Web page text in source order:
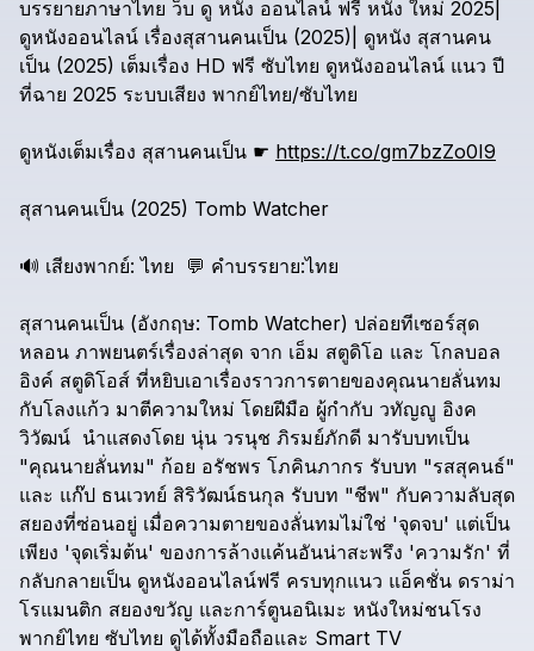
บรรยายภาษาไทย ว็บ ดู หนัง ออนไลน์ ฟรี หนัง ใหม่ 2025|
ดูหนังออนไลน์ เรื่องสุสานคนเป็น (2025)| ดูหนัง สุสานคน
เป็น (2025) เต็มเรื่อง HD ฟรี ซับไทย ดูหนังออนไลน์ แนว ปี
ที่ฉาย 2025 ระบบเสียง พากย์ไทย/ซับไทย
ดูหนังเต็มเรื่อง สุสานคนเป็น ☛ https://t.co/gm7bzZo0I9
สุสานคนเป็น (2025) Tomb Watcher
🔊 เสียงพากย์: ไทย 💬 คำบรรยาย:ไทย
สุสานคนเป็น (อังกฤษ: Tomb Watcher) ปล่อยทีเซอร์สุด
หลอน ภาพยนตร์เรื่องล่าสุด จาก เอ็ม สตูดิโอ และ โกลบอล
อิงค์ สตูดิโอส์ ที่หยิบเอาเรื่องราวการตายของคุณนายลั่นทม
กับโลงแก้ว มาตีความใหม่ โดยฝีมือ ผู้กำกับ วทัญญู อิงค
วิวัฒน์ นำแสดงโดย นุ่น วรนุช ภิรมย์ภักดี มารับบทเป็น
"คุณนายลั่นทม" ก้อย อรัชพร โภคินภากร รับบท "รสสุคนธ์"
และ แก๊ป ธนเวทย์ สิริวัฒน์ธนกุล รับบท "ชีพ" กับความลับสุด
สยองที่ซ่อนอยู่ เมื่อความตายของลั่นทมไม่ใช่ 'จุดจบ' แต่เป็น
เพียง 'จุดเริ่มต้น' ของการล้างแค้นอันน่าสะพรึง 'ความรัก' ที่
กลับกลายเป็น ดูหนังออนไลน์ฟรี ครบทุกแนว แอ็คชั่น ดราม่า
โรแมนติก สยองขวัญ และการ์ตูนอนิเมะ หนังใหม่ชนโรง
พากย์ไทย ซับไทย ดูได้ทั้งมือถือและ Smart TV